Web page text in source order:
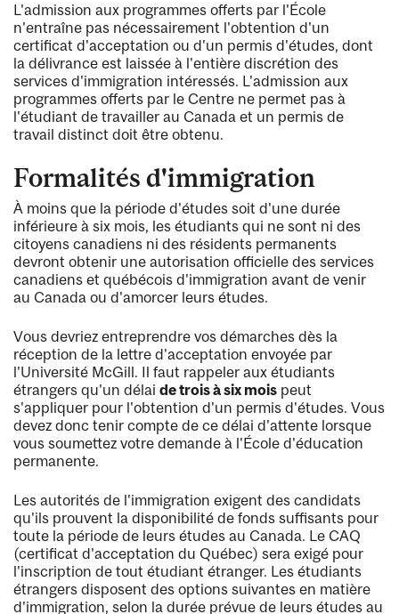
L'admission aux programmes offerts par l'École
n'entraîne pas nécessairement l'obtention d'un
certificat d'acceptation ou d'un permis d'études, dont
la délivrance est laissée à l'entière discrétion des
services d'immigration intéressés. L'admission aux
programmes offerts par le Centre ne permet pas à
l'étudiant de travailler au Canada et un permis de
travail distinct doit être obtenu.
Formalités d'immigration
À moins que la période d'études soit d'une durée
inférieure à six mois, les étudiants qui ne sont ni des
citoyens canadiens ni des résidents permanents
devront obtenir une autorisation officielle des services
canadiens et québécois d'immigration avant de venir
au Canada ou d'amorcer leurs études.
Vous devriez entreprendre vos démarches dès la
réception de la lettre d'acceptation envoyée par
l'Université McGill. Il faut rappeler aux étudiants
étrangers qu'un délai de trois à six mois peut
s'appliquer pour l'obtention d'un permis d'études. Vous
devez donc tenir compte de ce délai d'attente lorsque
vous soumettez votre demande à l'École d'éducation
permanente.
Les autorités de l'immigration exigent des candidats
qu'ils prouvent la disponibilité de fonds suffisants pour
toute la période de leurs études au Canada. Le CAQ
(certificat d'acceptation du Québec) sera exigé pour
l'inscription de tout étudiant étranger. Les étudiants
étrangers disposent des options suivantes en matière
d'immigration, selon la durée prévue de leurs études au